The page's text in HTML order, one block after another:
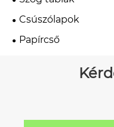
Csúszólapok
Papírcső